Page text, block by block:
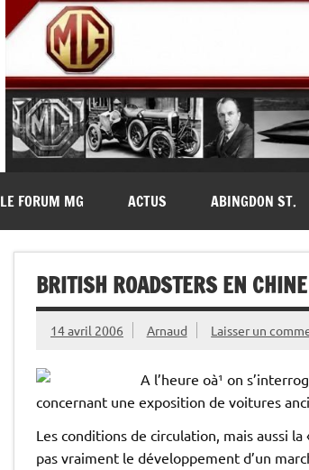
MG Contact
LE FORUM MG ACTUS ABINGDON ST.
BRITISH ROADSTERS EN CHINE
14 avril 2006 Arnaud Laisser un
A l’heure oà¹ on
concernant une exposition de voitures
Les conditions de circulation, mais aussi
pas vraiment le développement d’un